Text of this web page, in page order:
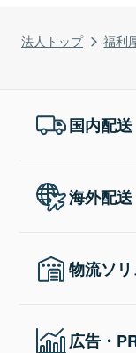
法人トップ 福利
国内配送
海外配
物流ソ
広告・